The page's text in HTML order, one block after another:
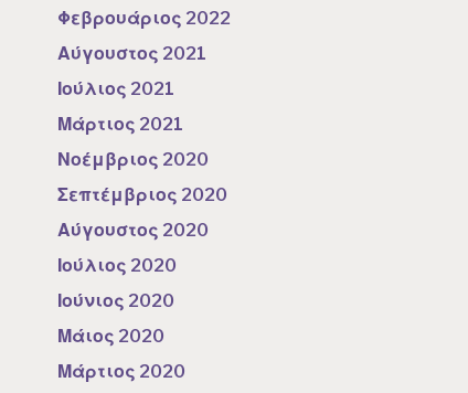
Φεβρουάριος 2022
Αύγουστος 2021
Ιούλιος 2021
Μάρτιος 2021
Νοέμβριος 2020
Σεπτέμβριος 2020
Αύγουστος 2020
Ιούλιος 2020
Ιούνιος 2020
Μάιος 2020
Μάρτιος 2020